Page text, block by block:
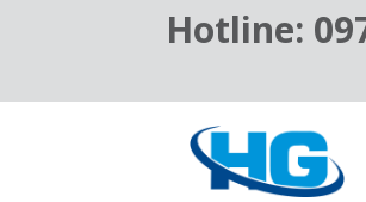
Hotline: